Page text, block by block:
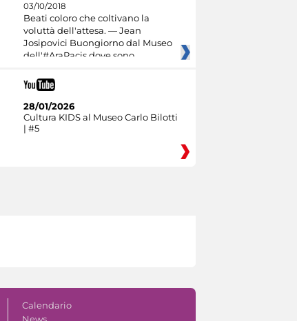
03/10/2018
Beati coloro che coltivano la
voluttà dell'attesa. — Jean
Josipovici Buongiorno dal Museo
dell'#AraPacis dove sono
28/01/2026
Cultura KIDS al Museo Carlo Bilotti
| #5
Calendario